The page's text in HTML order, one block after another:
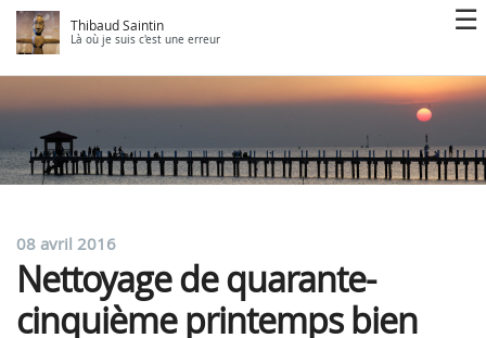
Thibaud Saintin
Là où je suis c'est une erreur
08 avril 2016
Nettoyage de quarante-
cinquième printemps bien